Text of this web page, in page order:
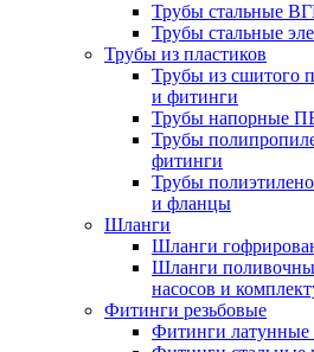
Трубы стальные
Трубы стальные
Трубы из пластиков
Трубы из сшитого
и фитинги
Трубы напорные
Трубы
фитинги
Трубы
и фланцы
Шланги
Шланги
Шланги
насосов и
Фитинги резьбовые
Фитинги латунные